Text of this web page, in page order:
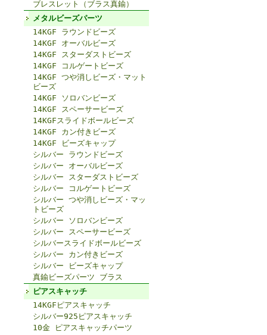
ブレスレット（ブラス真鍮）
メタルビーズパーツ
14KGF ラウンドビーズ
14KGF オーバルビーズ
14KGF スターダストビーズ
14KGF コルゲートビーズ
14KGF つや消しビーズ・マット
ビーズ
14KGF ソロバンビーズ
14KGF スペーサービーズ
14KGFスライドボールビーズ
14KGF カン付きビーズ
14KGF ビーズキャップ
シルバー ラウンドビーズ
シルバー オーバルビーズ
シルバー スターダストビーズ
シルバー コルゲートビーズ
シルバー つや消しビーズ・マッ
トビーズ
シルバー ソロバンビーズ
シルバー スペーサービーズ
シルバースライドボールビーズ
シルバー カン付きビーズ
シルバー ビーズキャップ
真鍮ビーズパーツ ブラス
ピアスキャッチ
14KGFピアスキャッチ
シルバー925ピアスキャッチ
10金 ピアスキャッチパーツ